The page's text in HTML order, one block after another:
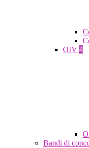
OIV 4
Bandi di